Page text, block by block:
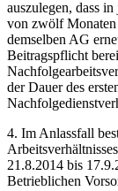
auszulegen, dass
von zwölf Monaten
demselben AG
Beitragspflicht
der Dauer des
4. Im Anlassfall
21.8.2014 bis
Betrieblichen